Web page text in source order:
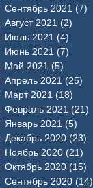
Сентябрь 2021 (7)
Август 2021 (2)
Июль 2021 (4)
Июнь 2021 (7)
Май 2021 (5)
Апрель 2021 (25)
Март 2021 (18)
Февраль 2021 (21)
Январь 2021 (5)
Декабрь 2020 (23)
Ноябрь 2020 (21)
Октябрь 2020 (15)
Сентябрь 2020 (14)